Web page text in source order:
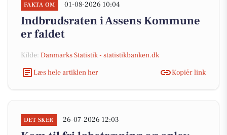
FAKTA OM 01-08-2026 10:04
Indbrudsraten i Assens Kommune
er faldet
Kilde: Danmarks Statistik - statistikbanken.dk
Læs hele artiklen her
Kopiér link
DET SKER 26-07-2026 12:03